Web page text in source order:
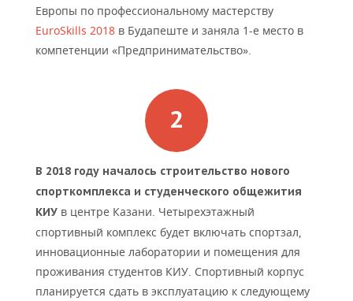
ВОДНЫЕ ВИДЫ СПОРТА
ХОККЕЙ С МЯЧОМ
ОБРАЗОВАНИЕ
ПРОИСШЕСТВИЯ
Европы по профессиональному мастерству
EuroSkills 2018 в Будапеште и заняла 1-е место в
компетенции «Предпринимательство».
В 2018 году началось строительство нового
спорткомплекса и студенческого общежития
КИУ в центре Казани. Четырехэтажный
спортивный комплекс будет включать спортзал,
инновационные лаборатории и помещения для
проживания студентов КИУ. Спортивный корпус
планируется сдать в эксплуатацию к следующему